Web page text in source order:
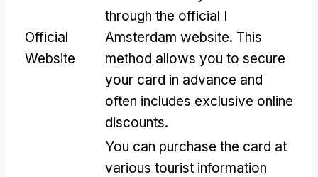
Official
Website
through the official I
Amsterdam website. This
method allows you to secure
your card in advance and
often includes exclusive online
discounts.
You can purchase the card at
various tourist information